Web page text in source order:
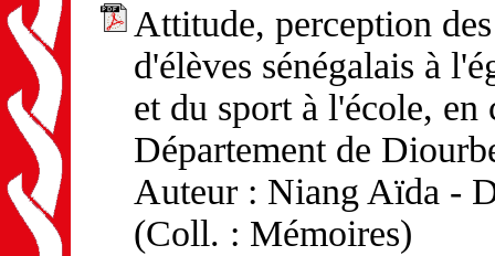
Attitude, perception
d'élèves sénégalais à
et du sport à l'école, en
Département de
Auteur : Niang Aïda -
(Coll. : Mémoires)